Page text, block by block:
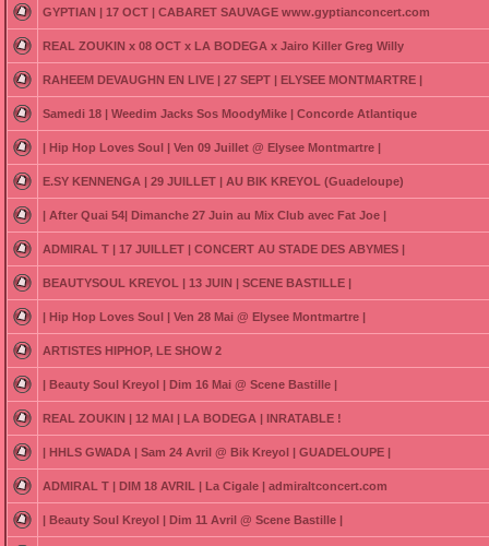
GYPTIAN | 17 OCT | CABARET SAUVAGE www.gyptianconcert.com
REAL ZOUKIN x 08 OCT x LA BODEGA x Jairo Killer Greg Willy
RAHEEM DEVAUGHN EN LIVE | 27 SEPT | ELYSEE MONTMARTRE |
Samedi 18 | Weedim Jacks Sos MoodyMike | Concorde Atlantique
| Hip Hop Loves Soul | Ven 09 Juillet @ Elysee Montmartre |
E.SY KENNENGA | 29 JUILLET | AU BIK KREYOL (Guadeloupe)
| After Quai 54| Dimanche 27 Juin au Mix Club avec Fat Joe |
ADMIRAL T | 17 JUILLET | CONCERT AU STADE DES ABYMES |
BEAUTYSOUL KREYOL | 13 JUIN | SCENE BASTILLE |
| Hip Hop Loves Soul | Ven 28 Mai @ Elysee Montmartre |
ARTISTES HIPHOP, LE SHOW 2
| Beauty Soul Kreyol | Dim 16 Mai @ Scene Bastille |
REAL ZOUKIN | 12 MAI | LA BODEGA | INRATABLE !
| HHLS GWADA | Sam 24 Avril @ Bik Kreyol | GUADELOUPE |
ADMIRAL T | DIM 18 AVRIL | La Cigale | admiraltconcert.com
| Beauty Soul Kreyol | Dim 11 Avril @ Scene Bastille |